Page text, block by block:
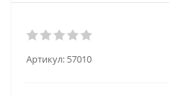
Артикул: 57010